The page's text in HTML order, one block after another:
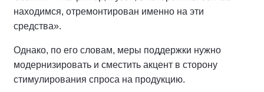
находимся, отремонтирован именно на эти
средства».
Однако, по его словам, меры поддержки нужно
модернизировать и сместить акцент в сторону
стимулирования спроса на продукцию.